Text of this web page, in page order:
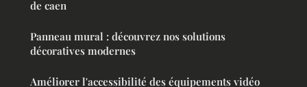
de caen
Panneau mural : découvrez nos solutions
décoratives modernes
Améliorer l'accessibilité des équipements vidéo